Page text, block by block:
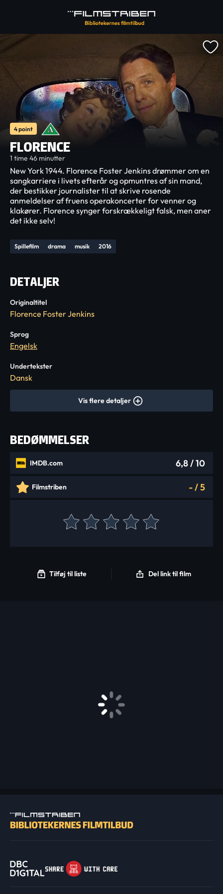
4 point
FLORENCE
1 time 46 minutter
Spillefilm drama musik 2016
New York 1944. Florence Foster Jenkins drømmer om en
sangkarriere i livets efterår og opmuntres af sin mand,
der bestikker journalister til at skrive rosende
anmeldelser af fruens operakoncerter for venner og
klakører. Florence synger forskrækkeligt falsk, men aner
det ikke selv!
DETALJER
Originaltitel
Florence Foster Jenkins
Sprog
Engelsk
Undertekster
Dansk
Vis flere detaljer
BEDØMMELSER
IMDB.com 6,8/ 10
Filmstriben -/5
Tilføj til liste Del link til film